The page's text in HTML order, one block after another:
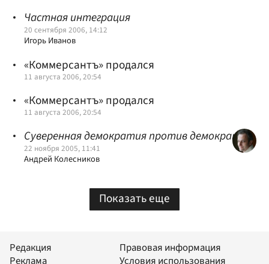
Частная интеграция
20 сентября 2006, 14:12
Игорь Иванов
«Коммерсантъ» продался
11 августа 2006, 20:54
«Коммерсантъ» продался
11 августа 2006, 20:54
Суверенная демократия против демократии
22 ноября 2005, 11:41
Андрей Колесников
Показать еще
Редакция
Реклама
Правовая информация
Условия использования